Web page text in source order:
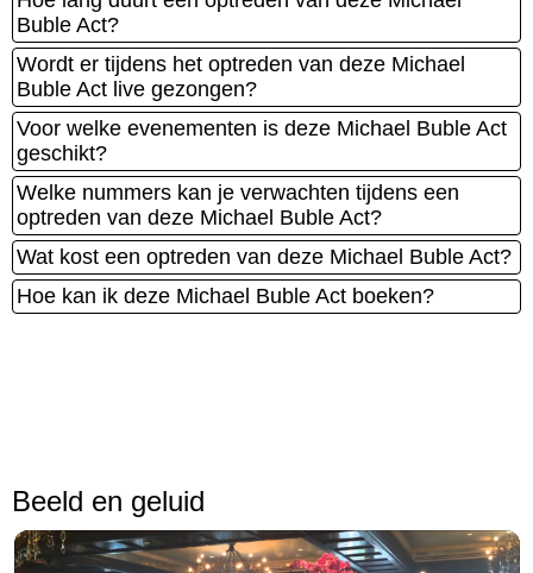
Buble Act?
Wordt er tijdens het optreden van deze Michael
Buble Act live gezongen?
Voor welke evenementen is deze Michael Buble Act
geschikt?
Welke nummers kan je verwachten tijdens een
optreden van deze Michael Buble Act?
Wat kost een optreden van deze Michael Buble Act?
Hoe kan ik deze Michael Buble Act boeken?
Beeld en geluid